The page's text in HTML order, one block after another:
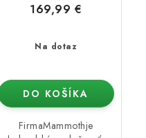
Na dotaz
169,99 €
DO KOŠÍKA
FirmaMammothje